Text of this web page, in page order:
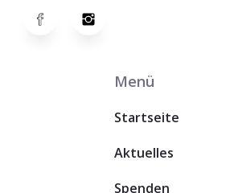
Menü
Startseite
Aktuelles
Spenden